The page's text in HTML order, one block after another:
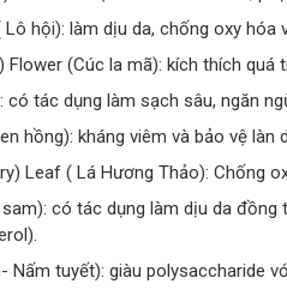
Quốc được thành lập với mục
sâu cùng với thành tựu
Derladie cũng là một thương hiệu
Mỹ vào trong công cuộc làm
để hướng đến vẻ đẹp khỏe
Extract sở hữu một vẻ
nắm và thuận tiện cho việc sử
hội): làm dịu da, chống oxy hóa
(Cúc la mã): kích thích
có tác dụng làm sạch sâu, ngăn
hồng): kháng viêm và bảo vệ làn
Leaf ( Lá Hương Thảo): Chống
có tác dụng làm dịu da
Nấm tuyết): giàu polysaccharide